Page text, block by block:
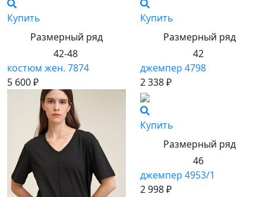
Купить
Размерный ряд
42-48
костюм жен. 7874
5 600 ₽
Купить
Размерный ряд
42
джемпер 4798
2 338 ₽
Купить
Размерный ряд
46
джемпер 4953/1
2 998 ₽